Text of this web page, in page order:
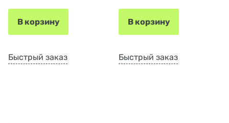
В корзину
Быстрый заказ
В корзину
Быстрый заказ